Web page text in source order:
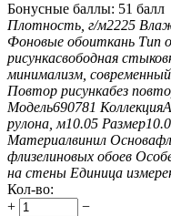
Бонусные баллы: 51 балл
Плотность, г/м2225
Фоновые обоиткань Тип
рисункасвободная
минимализм, современный
Повтор рисункабез
Модель690781 Коллекция
рулона, м10.05 Размер
Материалвинил Основа
флизелиновых обоев
на стены Единица
Кол-во:
+
−